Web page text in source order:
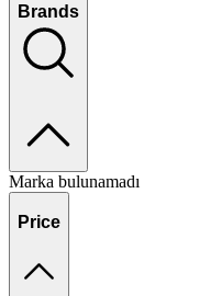
Brands
Marka bulunamadı
Price